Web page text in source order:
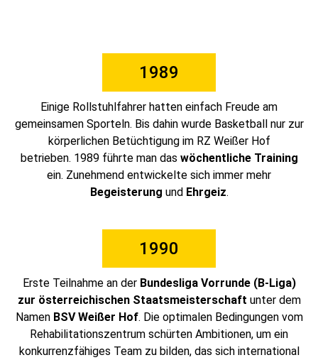
1989
Einige Rollstuhlfahrer hatten einfach Freude am
gemeinsamen Sporteln. Bis dahin wurde Basketball nur zur
körperlichen Betüchtigung im RZ Weißer Hof
betrieben. 1989 führte man das wöchentliche Training
ein. Zunehmend entwickelte sich immer mehr
Begeisterung und Ehrgeiz.
1990
Erste Teilnahme an der Bundesliga Vorrunde (B-Liga)
zur österreichischen Staatsmeisterschaft unter dem
NamenBSV Weißer Hof. Die optimalen Bedingungen vom
Rehabilitationszentrum schürten Ambitionen, um ein
konkurrenzfähiges Team zu bilden, das sich international